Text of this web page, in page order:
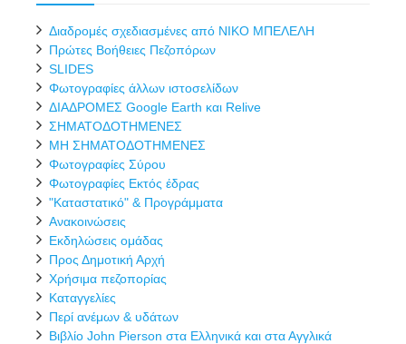
Διαδρομές σχεδιασμένες από ΝΙΚΟ ΜΠΕΛΕΛΗ
Πρώτες Βοήθειες Πεζοπόρων
SLIDES
Φωτογραφίες άλλων ιστοσελίδων
ΔΙΑΔΡΟΜΕΣ Google Earth και Relive
ΣΗΜΑΤΟΔΟΤΗΜΕΝΕΣ
ΜΗ ΣΗΜΑΤΟΔΟΤΗΜΕΝΕΣ
Φωτογραφίες Σύρου
Φωτογραφίες Εκτός έδρας
"Καταστατικό" & Προγράμματα
Ανακοινώσεις
Εκδηλώσεις ομάδας
Προς Δημοτική Αρχή
Χρήσιμα πεζοπορίας
Καταγγελίες
Περί ανέμων & υδάτων
Βιβλίο John Pierson στα Ελληνικά και στα Αγγλικά